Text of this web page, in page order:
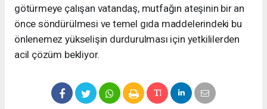
götürmeye çalışan vatandaş, mutfağın ateşinin bir an
önce söndürülmesi ve temel gıda maddelerindeki bu
önlenemez yükselişin durdurulması için yetkililerden
acil çözüm bekliyor.